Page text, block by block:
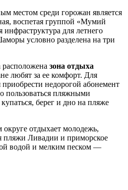
местом среди горожан является
воспетая группой «Мумий
инфраструктура для летнего
условно разделена на три
зона отдыха
любят за ее комфорт. Для
недорогой абонемент
пользоваться пляжными
берег и дно на пляже
отдыхает молодежь,
пляжи Ливадии и приморское
водой и мелким песком —